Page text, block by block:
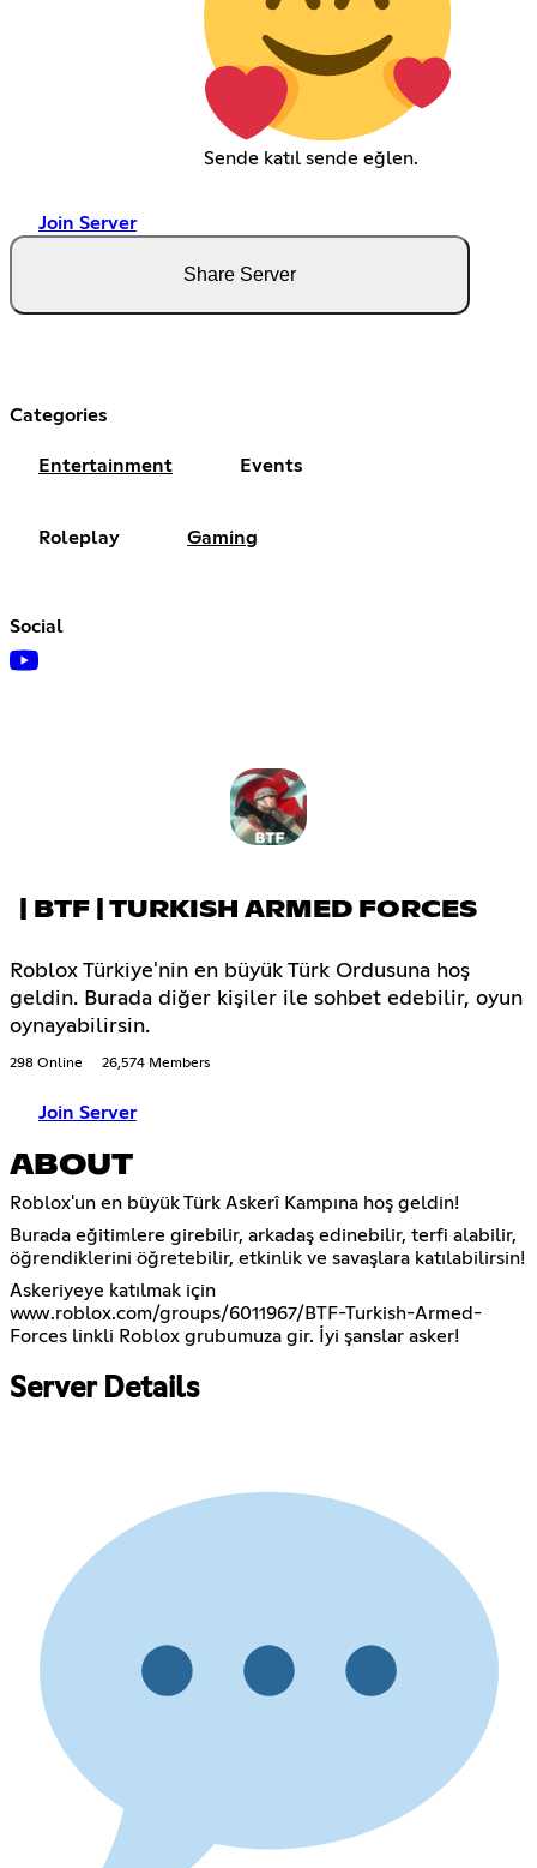
Sende katıl sende eğlen.ㅤㅤㅤㅤㅤㅤㅤ
Join Server
Share Server
Categories
Entertainment Events
Roleplay Gaming
Social
| BTF | TURKISH ARMED FORCES
Roblox Türkiye'nin en büyük Türk Ordusuna hoş
geldin. Burada diğer kişiler ile sohbet edebilir, oyun
oynayabilirsin.
298 Online 26,574 Members
Join Server
ABOUT
Roblox'un en büyük Türk Askerî Kampına hoş geldin!
Burada eğitimlere girebilir, arkadaş edinebilir, terfi alabilir,
öğrendiklerini öğretebilir, etkinlik ve savaşlara katılabilirsin!
Askeriyeye katılmak için
www.roblox.com/groups/6011967/BTF-Turkish-Armed-
Forces linkli Roblox grubumuza gir. İyi şanslar asker!
Server Details